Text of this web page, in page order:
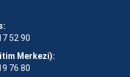
52 90
Merkezi):
76 80